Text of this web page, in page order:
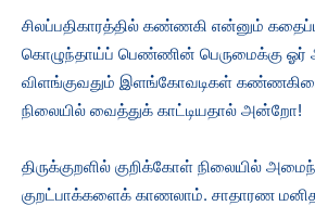
சிலப்பதிகாரத்தில் கண்ணகி என்னும்
கொழுந்தாய்ப் பெண்ணின் பெருமைக்கு ஓர்
விளங்குவதும் இளங்கோவடிகள்
நிலையில் வைத்துக் காட்டியதால் அன்றோ!
திருக்குறளில் குறிக்கோள் நிலையில்
குறட்பாக்களைக் காணலாம். சாதாரண